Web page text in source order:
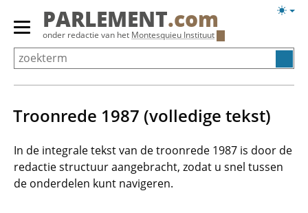
Overslaan
Primair
menu
tonen/verbergen
PARLEMENT.com
onder redactie van het Montesquieu Instituut
Troonrede 1987 (volledige tekst)
In de integrale tekst van de troonrede 1987 is door de
redactie structuur aangebracht, zodat u snel tussen
de onderdelen kunt navigeren.